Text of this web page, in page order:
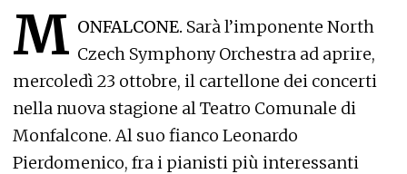
M ONFALCONE. Sarà l’imponente North
Czech Symphony Orchestra ad aprire,
mercoledì 23 ottobre, il cartellone dei concerti
nella nuova stagione al Teatro Comunale di
Monfalcone. Al suo fianco Leonardo
Pierdomenico, fra i pianisti più interessanti